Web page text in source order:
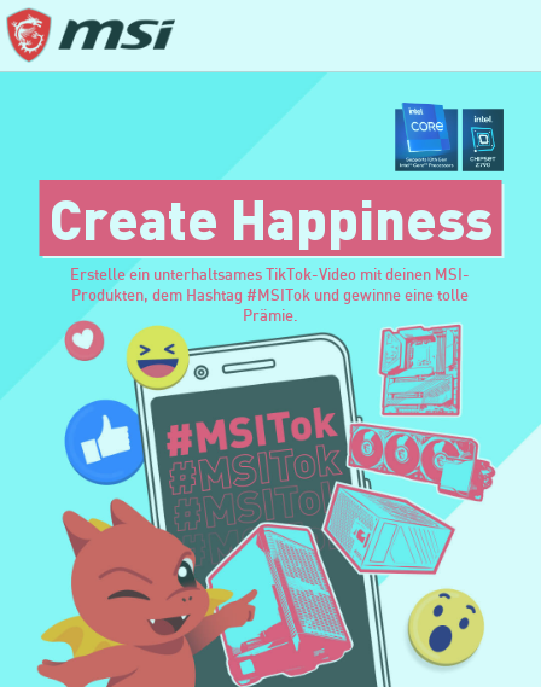
Create Happiness
Erstelle ein unterhaltsames TikTok-Video mit deinen MSI-
Produkten, dem Hashtag #MSITok und gewinne eine tolle
Prämie.